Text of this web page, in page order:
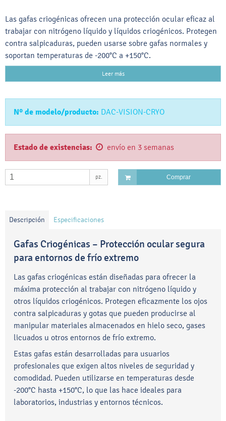
Las gafas criogénicas ofrecen una protección ocular eficaz al
trabajar con nitrógeno líquido y líquidos criogénicos. Protegen
contra salpicaduras, pueden usarse sobre gafas normales y
soportan temperaturas de -200°C a +150°C.
Leer más
Nº de modelo/producto: DAC-VISION-CRYO
Estado de existencias: envío en 3 semanas
pz. Comprar
Descripción Especificaciones
Gafas Criogénicas – Protección ocular segura
para entornos de frío extremo
Las gafas criogénicas están diseñadas para ofrecer la
máxima protección al trabajar con nitrógeno líquido y
otros líquidos criogénicos. Protegen eficazmente los ojos
contra salpicaduras y gotas que pueden producirse al
manipular materiales almacenados en hielo seco, gases
licuados u otros entornos de frío extremo.
Estas gafas están desarrolladas para usuarios
profesionales que exigen altos niveles de seguridad y
comodidad. Pueden utilizarse en temperaturas desde
-200°C hasta +150°C, lo que las hace ideales para
laboratorios, industrias y entornos técnicos.